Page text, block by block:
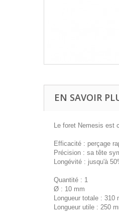
EN SAVOIR
Le foret Nemesis
Efficacité : perçage
Précision : sa tête
Longévité : jusqu'à
Quantité : 1
Ø : 10 mm
Longueur totale : 310
Longueur utile : 250